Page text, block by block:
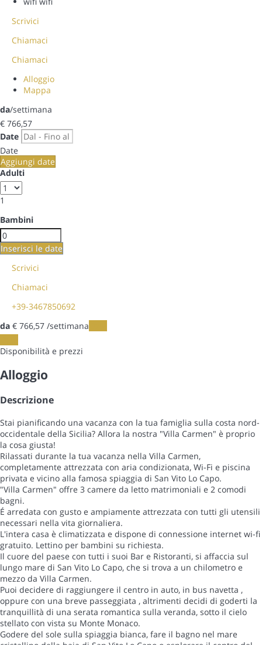
Scrivici
Chiamaci
Chiamaci
Alloggio
Mappa
da/settimana
€ 766,57
Date
Date
Aggiungi date
Adulti
1
Bambini
Inserisci le date
Scrivici
Chiamaci
+39-3467850692
da € 766,57 /settimana
Disponibilità e prezzi
Alloggio
Descrizione
Stai pianificando una vacanza con la tua famiglia sulla costa nord-
occidentale della Sicilia? Allora la nostra "Villa Carmen" è proprio
la cosa giusta!
Rilassati durante la tua vacanza nella Villa Carmen,
completamente attrezzata con aria condizionata, Wi-Fi e piscina
privata e vicino alla famosa spiaggia di San Vito Lo Capo.
"Villa Carmen" offre 3 camere da letto matrimoniali e 2 comodi
bagni.
É arredata con gusto e ampiamente attrezzata con tutti gli utensili
necessari nella vita giornaliera.
L'intera casa è climatizzata e dispone di connessione internet wi-fi
gratuito. Lettino per bambini su richiesta.
Il cuore del paese con tutti i suoi Bar e Ristoranti, si affaccia sul
lungo mare di San Vito Lo Capo, che si trova a un chilometro e
mezzo da Villa Carmen.
Puoi decidere di raggiungere il centro in auto, in bus navetta ,
oppure con una breve passeggiata , altrimenti decidi di goderti la
tranquillità di una serata romantica sulla veranda, sotto il cielo
stellato con vista su Monte Monaco.
Godere del sole sulla spiaggia bianca, fare il bagno nel mare